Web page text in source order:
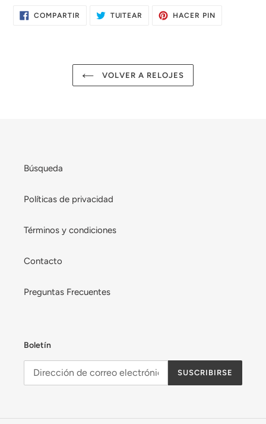
COMPARTIR COMPARTIRTUITEAR TUITEARHACER PINPINEAR
EN
VOLVER A RELOJES
Búsqueda
Políticas de privacidad
Términos y condiciones
Contacto
Preguntas Frecuentes
Boletín
SUSCRIBIRSE